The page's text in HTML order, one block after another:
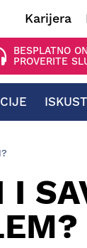
Karijera
BESPLATNO
PROVERITE
I